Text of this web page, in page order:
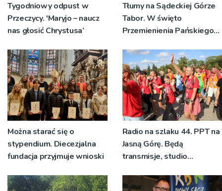
Tygodniowy odpust w
Przeczycy. 'Maryjo – naucz
nas głosić Chrystusa’
Tłumy na Sądeckiej Górze
Tabor. W święto
Przemienienia Pańskiego
znaczeniu Sakramentów
[ZDJĘCIA]
Można starać się o
stypendium. Diecezjalna
fundacja przyjmuje wnioski
Radio na szlaku 44. PPT na
Jasną Górę. Będą
transmisje, studio
pozdrowienia